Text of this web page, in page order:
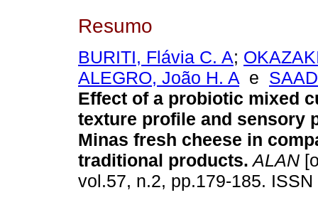
Resumo
BURITI, Flávia C. A;
ALEGRO, João H. A e
Effect of a probiotic mixed
texture profile and sensory
Minas fresh cheese in
traditional products. ALAN
vol.57, n.2, pp.179-185.